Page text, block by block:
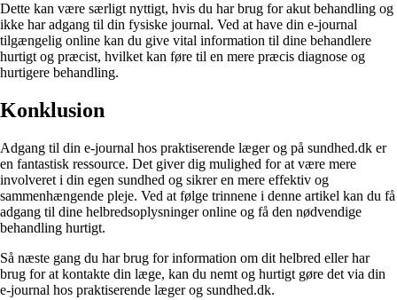
Dette kan være særligt nyttigt, hvis du har brug for akut behandling og
ikke har adgang til din fysiske journal. Ved at have din e-journal
tilgængelig online kan du give vital information til dine behandlere
hurtigt og præcist, hvilket kan føre til en mere præcis diagnose og
hurtigere behandling.
Konklusion
Adgang til din e-journal hos praktiserende læger og på sundhed.dk er
en fantastisk ressource. Det giver dig mulighed for at være mere
involveret i din egen sundhed og sikrer en mere effektiv og
sammenhængende pleje. Ved at følge trinnene i denne artikel kan du få
adgang til dine helbredsoplysninger online og få den nødvendige
behandling hurtigt.
Så næste gang du har brug for information om dit helbred eller har
brug for at kontakte din læge, kan du nemt og hurtigt gøre det via din
e-journal hos praktiserende læger og sundhed.dk.